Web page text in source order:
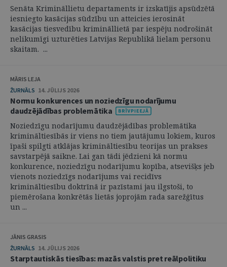
Senāta Krimināllietu departaments ir izskatījis apsūdzētā
iesniegto kasācijas sūdzību un atteicies ierosināt
kasācijas tiesvedību krimināllietā par iespēju nodrošināt
nelikumīgi uzturēties Latvijas Republikā lielam personu
skaitam. ...
MĀRIS LEJA
ŽURNĀLS 14. JŪLIJS 2026
Normu konkurences un noziedzīgu nodarījumu
daudzējādības problemātika
Noziedzīgu nodarījumu daudzējādības problemātika
krimināltiesībās ir viens no tiem jautājumu lokiem, kuros
īpaši spilgti atklājas krimināltiesību teorijas un prakses
savstarpējā saikne. Lai gan tādi jēdzieni kā normu
konkurence, noziedzīgu nodarījumu kopība, atsevišķs jeb
vienots noziedzīgs nodarījums vai recidīvs
krimināltiesību doktrīnā ir pazīstami jau ilgstoši, to
piemērošana konkrētās lietās joprojām rada sarežģītus
un ...
JĀNIS GRASIS
ŽURNĀLS 14. JŪLIJS 2026
Starptautiskās tiesības: mazās valstis pret reālpolitiku